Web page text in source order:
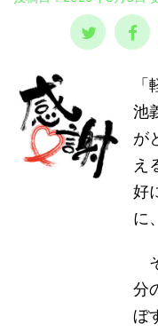
池
が
え
好
に
分
ぼ